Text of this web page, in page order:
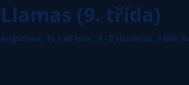
Llamas (9. třída)
Angličtina, 15 x 60 min., 4 - 8 studentů, 3 600,-